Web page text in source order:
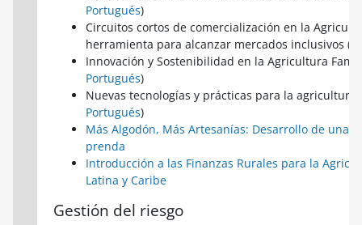
Portugués)
Circuitos cortos de comercialización en la
herramienta para alcanzar mercados inclusivos (
Innovación y Sostenibilidad en la Agricultura
Portugués)
Nuevas tecnologías y prácticas para la agricultura
Portugués)
Más Algodón, Más Artesanías: Desarrollo de una
prenda
Introducción a las Finanzas Rurales para la
Latina y Caribe
Gestión del riesgo